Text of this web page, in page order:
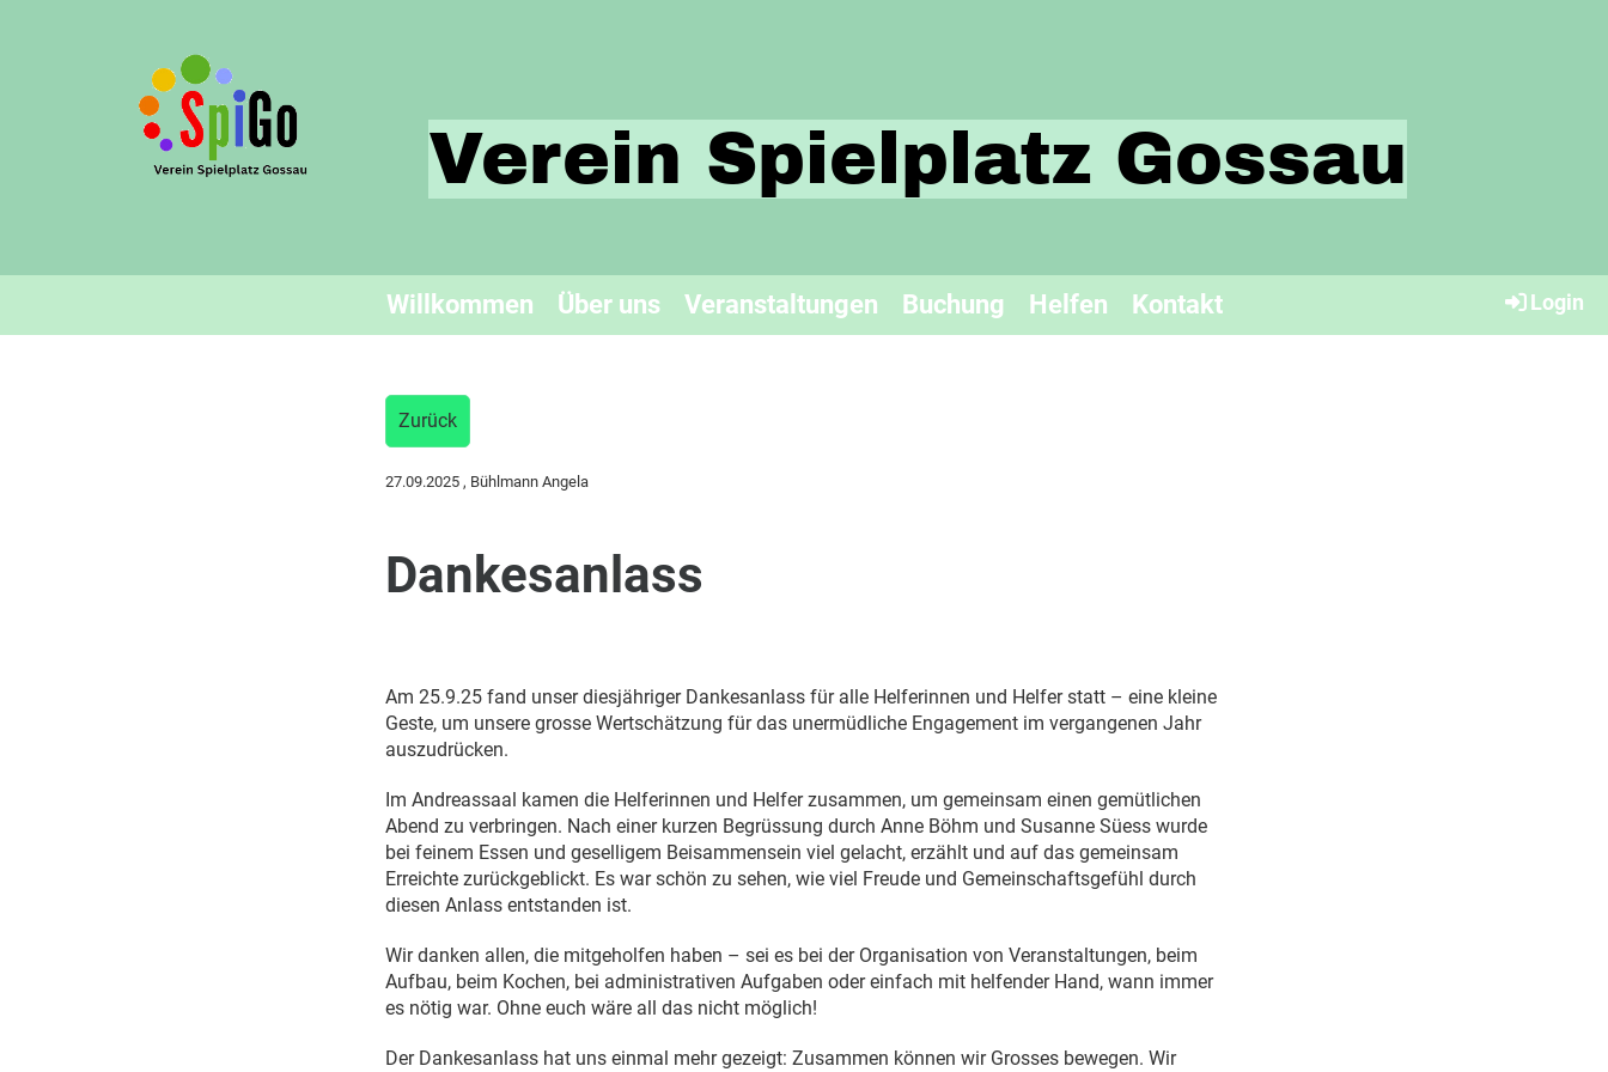
Verein Spielplatz Gossau
Willkommen Über uns Veranstaltungen Buchung Helfen Kontakt Login
Zurück
27.09.2025, Bühlmann Angela
Dankesanlass
Am 25.9.25 fand unser diesjähriger Dankesanlass für alle Helferinnen und Helfer statt – eine kleine
Geste, um unsere grosse Wertschätzung für das unermüdliche Engagement im vergangenen Jahr
auszudrücken.
Im Andreassaal kamen die Helferinnen und Helfer zusammen, um gemeinsam einen gemütlichen
Abend zu verbringen. Nach einer kurzen Begrüssung durch Anne Böhm und Susanne Süess wurde
bei feinem Essen und geselligem Beisammensein viel gelacht, erzählt und auf das gemeinsam
Erreichte zurückgeblickt. Es war schön zu sehen, wie viel Freude und Gemeinschaftsgefühl durch
diesen Anlass entstanden ist.
Wir danken allen, die mitgeholfen haben – sei es bei der Organisation von Veranstaltungen, beim
Aufbau, beim Kochen, bei administrativen Aufgaben oder einfach mit helfender Hand, wann immer
es nötig war. Ohne euch wäre all das nicht möglich!
Der Dankesanlass hat uns einmal mehr gezeigt: Zusammen können wir Grosses bewegen. Wir